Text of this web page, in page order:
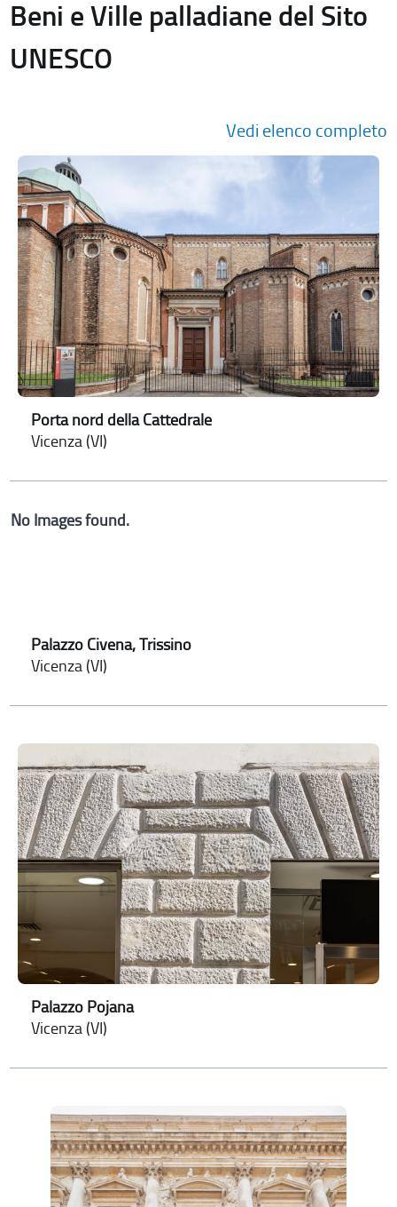
Beni e Ville palladiane del Sito
UNESCO
Vedi elenco completo
Porta nord della Cattedrale
Vicenza (VI)
No Images found.
Palazzo Civena, Trissino
Vicenza (VI)
Palazzo Pojana
Vicenza (VI)